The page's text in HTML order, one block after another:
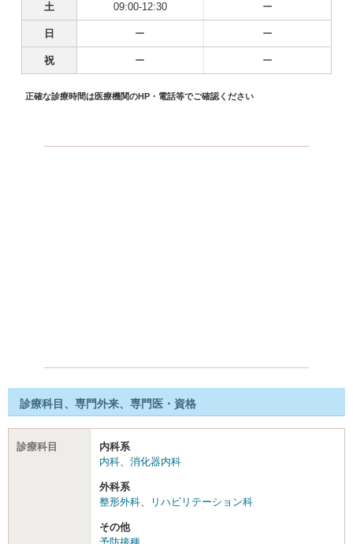
土 09:00-12:30 ー
日 ー ー
祝 ー ー
正確な診療時間は医療機関のHP・電話等でご確認ください
診療科目、専門外来、専門医・資格
診療科目
内科系
内科、 消化器内科
外科系
整形外科、 リハビリテーション科
その他